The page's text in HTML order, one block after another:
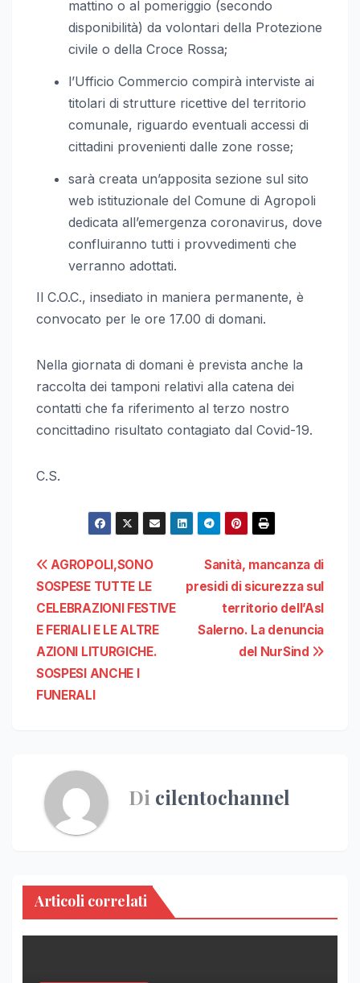
mattino o al pomeriggio (secondo
disponibilità) da volontari della Protezione
civile o della Croce Rossa;
l’Ufficio Commercio compirà interviste ai
titolari di strutture ricettive del territorio
comunale, riguardo eventuali accessi di
cittadini provenienti dalle zone rosse;
sarà creata un’apposita sezione sul sito
web istituzionale del Comune di Agropoli
dedicata all’emergenza coronavirus, dove
confluiranno tutti i provvedimenti che
verranno adottati.
Il C.O.C., insediato in maniera permanente, è
convocato per le ore 17.00 di domani.
Nella giornata di domani è prevista anche la
raccolta dei tamponi relativi alla catena dei
contatti che fa riferimento al terzo nostro
concittadino risultato contagiato dal Covid-19.
C.S.
Navigazione
articoli
Sanità, mancanza di
presidi di sicurezza sul
territorio dell’Asl
Salerno. La denuncia
del NurSind
AGROPOLI,SONO
SOSPESE TUTTE LE
CELEBRAZIONI FESTIVE
E FERIALI E LE ALTRE
AZIONI LITURGICHE.
SOSPESI ANCHE I
FUNERALI
Di cilentochannel
Articoli correlati